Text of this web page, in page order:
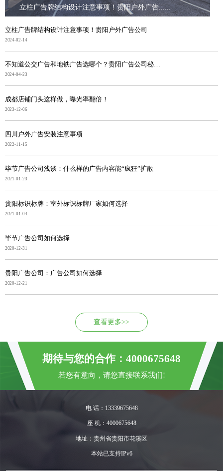
立柱广告牌结构设计注意事项！贵阳户外广告......
立柱广告牌结构设计注意事项！贵阳户外广告公司
2024-02-14
不知道公交广告和地铁广告选哪个？贵阳广告公司秘笈奉上
2024-04-23
成都店铺门头这样做，曝光率翻倍！
2023-12-06
四川户外广告安装注意事项
2022-11-15
毕节广告公司浅谈：什么样的广告内容能“疯狂”扩散
2021-01-23
贵阳标识标牌：室外标识标牌厂家如何选择
2021-01-04
毕节广告公司如何选择
2020-12-31
贵阳广告公司：广告公司如何选择
2020-12-21
查看更多>>
期待与您的合作：4000675648
若您有意向，请您直接联系我们!
电 话：13339675648
座 机：4000675648
地址：贵州省贵阳市花溪区
本站已支持IPv6